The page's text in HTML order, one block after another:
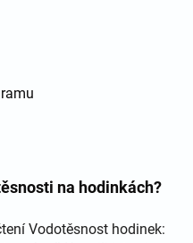
na hodinkách?
Vodotěsnost hodinek: